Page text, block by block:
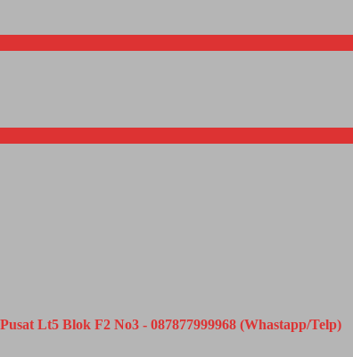
Lt5 Blok F2 No3 - 087877999968 (Whastapp/Telp)